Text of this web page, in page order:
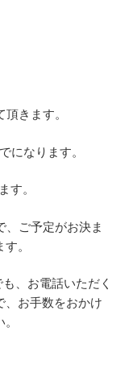
きます。
になります。
す。
、ご予定がお決ま
。
、お電話いただく
、お手数をおかけ